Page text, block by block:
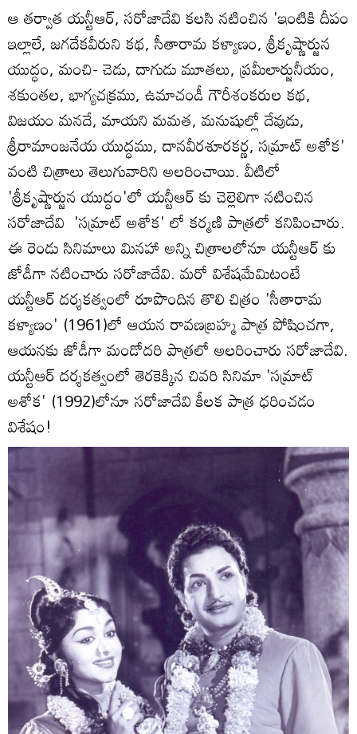
ఆ తర్వాత యన్టీఆర్, సరోజాదేవి కలసి నటించిన 'ఇంటికి దీపం
ఇల్లాలే, జగదేకవీరుని కథ, సీతారామ కళ్యాణం, శ్రీకృష్ణార్జున
యుద్ధం, మంచి- చెడు, దాగుడు మూతలు, ప్రమీలార్జునీయం,
శకుంతల, భాగ్యచక్రము, ఉమాచండీ గౌరీశంకరుల కథ,
విజయం మనదే, మాయని మమత, మనుషుల్లో దేవుడు,
శ్రీరామాంజనేయ యుద్ధము, దానవీరశూరకర్ణ, సమ్రాట్ అశోక'
వంటి చిత్రాలు తెలుగువారిని అలరించాయి. వీటిలో
'శ్రీకృష్ణార్జున యుద్ధం'లో యన్టీఆర్ కు చెల్లెలిగా నటించిన
సరోజాదేవి 'సమ్రాట్ అశోక' లో కర్మణి పాత్రలో కనిపించారు.
ఈ రెండు సినిమాలు మినహా అన్ని చిత్రాలలోనూ యన్టీఆర్ కు
జోడీగా నటించారు సరోజాదేవి. మరో విశేషమేమిటంటే
యన్టీఆర్ దర్శకత్వంలో రూపొందిన తొలి చిత్రం 'సీతారామ
కళ్యాణం' (1961)లో ఆయన రావణబ్రహ్మ పాత్ర పోషించగా,
ఆయనకు జోడీగా మండోదరి పాత్రలో అలరించారు సరోజాదేవి.
యన్టీఆర్ దర్శకత్వంలో తెరకెక్కిన చివరి సినిమా 'సమ్రాట్
అశోక' (1992)లోనూ సరోజాదేవి కీలక పాత్ర ధరించడం
విశేషం!